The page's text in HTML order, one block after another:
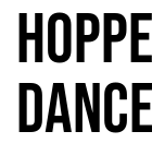
Dance